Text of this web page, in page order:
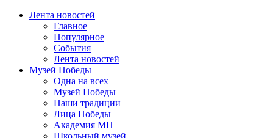
Лента новостей
Главное
Популярное
События
Лента новостей
Музей Победы
Одна на всех
Музей Победы
Наши традиции
Лица Победы
Академия МП
Школьный музей